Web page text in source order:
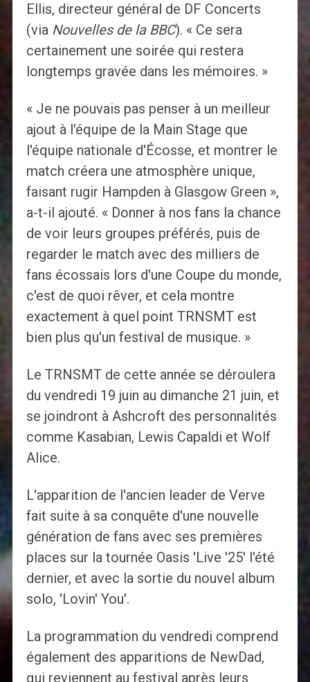
Ellis, directeur général de DF Concerts
(via Nouvelles de la BBC). « Ce sera
certainement une soirée qui restera
longtemps gravée dans les mémoires. »
« Je ne pouvais pas penser à un meilleur
ajout à l'équipe de la Main Stage que
l'équipe nationale d'Écosse, et montrer le
match créera une atmosphère unique,
faisant rugir Hampden à Glasgow Green »,
a-t-il ajouté. « Donner à nos fans la chance
de voir leurs groupes préférés, puis de
regarder le match avec des milliers de
fans écossais lors d'une Coupe du monde,
c'est de quoi rêver, et cela montre
exactement à quel point TRNSMT est
bien plus qu'un festival de musique. »
Le TRNSMT de cette année se déroulera
du vendredi 19 juin au dimanche 21 juin, et
se joindront à Ashcroft des personnalités
comme Kasabian, Lewis Capaldi et Wolf
Alice.
L'apparition de l'ancien leader de Verve
fait suite à sa conquête d'une nouvelle
génération de fans avec ses premières
places sur la tournée Oasis 'Live '25' l'été
dernier, et avec la sortie du nouvel album
solo, 'Lovin' You'.
La programmation du vendredi comprend
également des apparitions de NewDad,
qui reviennent au festival après leurs